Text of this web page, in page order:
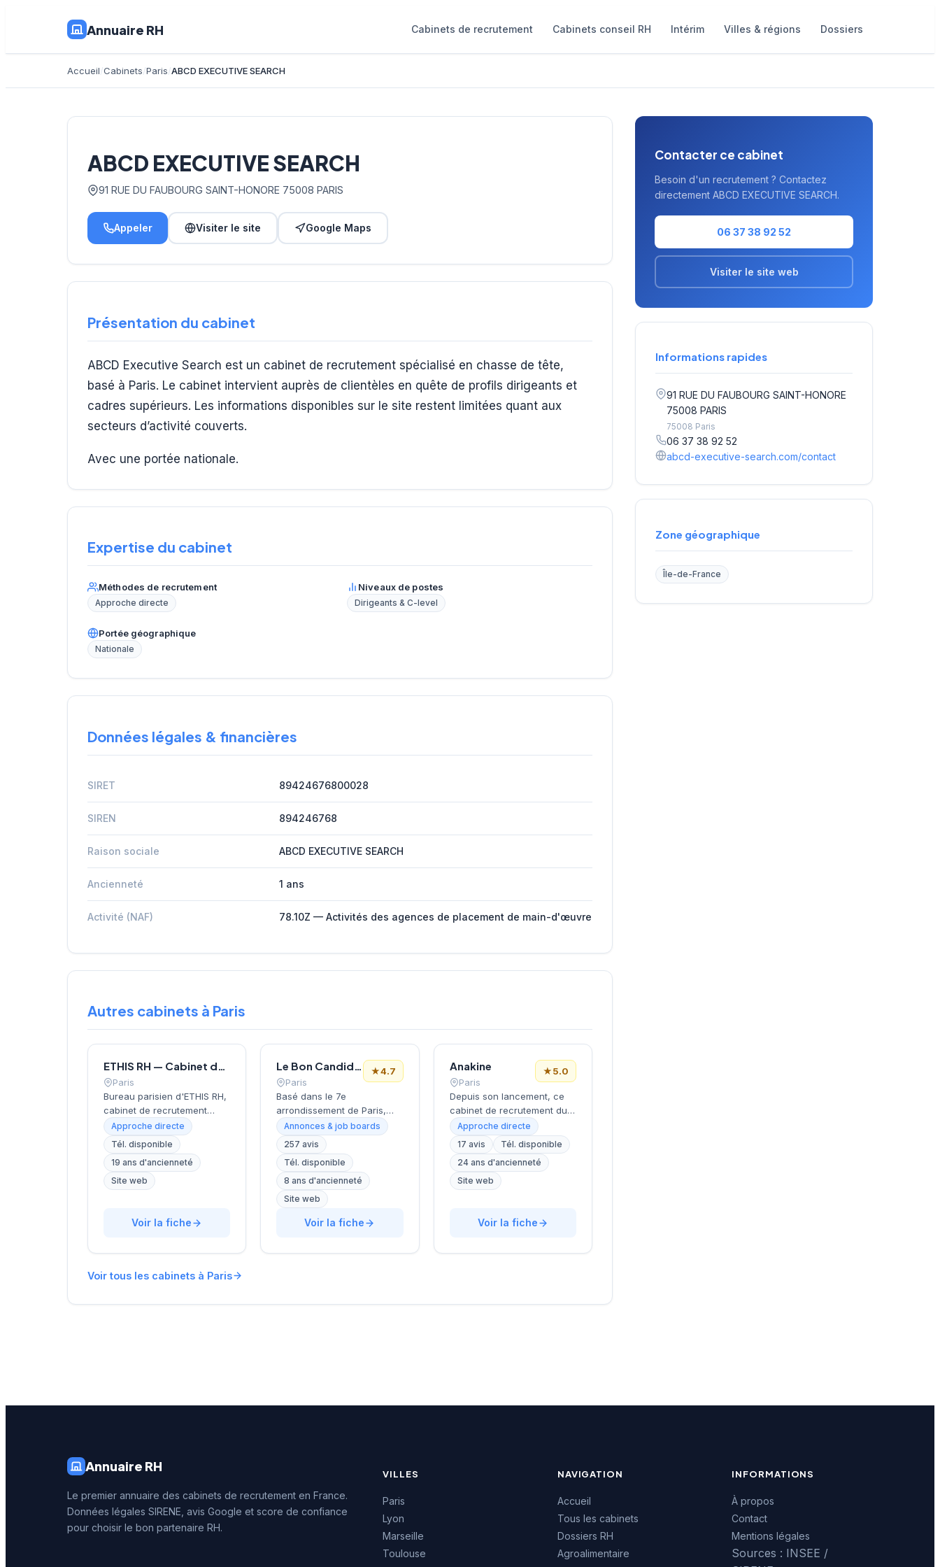
Annuaire RH Cabinets de recrutement Cabinets conseil RH Intérim Villes & régions Dossiers
Accueil Cabinets Paris ABCD EXECUTIVE SEARCH
ABCD EXECUTIVE SEARCH
91 RUE DU FAUBOURG SAINT-HONORE 75008 PARIS
Appeler Visiter le site Google Maps
Présentation du cabinet
ABCD Executive Search est un cabinet de recrutement spécialisé en chasse de tête,
basé à Paris. Le cabinet intervient auprès de clientèles en quête de profils dirigeants et
cadres supérieurs. Les informations disponibles sur le site restent limitées quant aux
secteurs d’activité couverts.
Avec une portée nationale.
Expertise du cabinet
Méthodes de recrutement
Approche directe
Niveaux de postes
Dirigeants & C-level
Portée géographique
Nationale
Données légales & financières
SIRET 89424676800028
SIREN 894246768
Raison sociale ABCD EXECUTIVE SEARCH
Ancienneté 1 ans
Activité (NAF) 78.10Z — Activités des agences de placement de main-d'œuvre
Autres cabinets à Paris
ETHIS RH — Cabinet de recrutement à Paris
Paris
Bureau parisien d'ETHIS RH,
cabinet de recrutement
fondé en 2007, spécialisé
dans le conseil en
ressources humaines, le
recrutement de cadres et
dirigeants, le coaching et
arrondissement de Paris, à
l'équipe accompagne les
dans leurs recherches de
personnalisée.
Approche directe
Tél. disponible
19 ans d'ancienneté
Site web
Voir la fiche
Le Bon Candidat
Paris
★4.7
Basé dans le 7e
arrondissement de Paris,
près de la Tour Eiffel et des
Invalides, ce cabinet de
recrutement bénéficie d'une
localisation prestigieuse au
cœur de la capitale. Installé
rue de Bellechasse, il
accompagne les entreprises
dans leurs recrutements
personnalisée. La structure
note de 4.7/5 sur plus de
Annonces & job boards
257 avis
Tél. disponible
8 ans d'ancienneté
Site web
Voir la fiche
Anakine
Paris
★5.0
Depuis son lancement, ce
cabinet de recrutement du
9e arrondissement
accompagne les entreprises
dans leurs recherches de
talents, avec une approche
centrée sur les métiers du
quartier Opéra-Grands
développe une expertise
L'équipe intervient tant sur
satisfaction des clients
Approche directe
17 avis
Tél. disponible
24 ans d'ancienneté
Site web
Voir la fiche
Voir tous les cabinets à Paris
Contacter ce cabinet
Besoin d'un recrutement ? Contactez
directement ABCD EXECUTIVE SEARCH.
06 37 38 92 52
Visiter le site web
Informations rapides
91 RUE DU FAUBOURG SAINT-HONORE
75008 PARIS
75008 Paris
06 37 38 92 52
abcd-executive-search.com/contact
Zone géographique
Île-de-France
Annuaire RH
Le premier annuaire des cabinets de recrutement en France.
Données légales SIRENE, avis Google et score de confiance
pour choisir le bon partenaire RH.
VILLES
Paris
Lyon
Marseille
Toulouse
NAVIGATION
Accueil
Tous les cabinets
Dossiers RH
Agroalimentaire
INFORMATIONS
À propos
Contact
Mentions légales
Sources : INSEE /